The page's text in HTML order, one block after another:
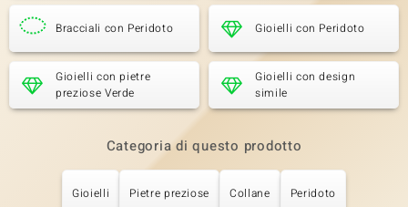
Bracciali con Peridoto Gioielli con Peridoto
Gioielli con pietre
preziose Verde
Gioielli con design
simile
Categoria di questo prodotto
Gioielli Pietre preziose Collane Peridoto